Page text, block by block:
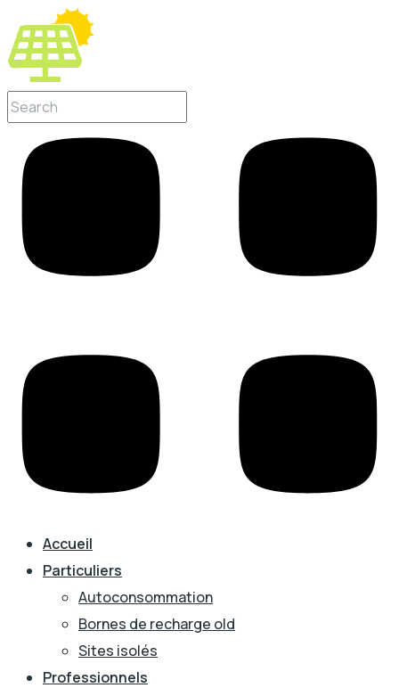
Accueil
Particuliers
Autoconsommation
Bornes de recharge old
Sites isolés
Professionnels